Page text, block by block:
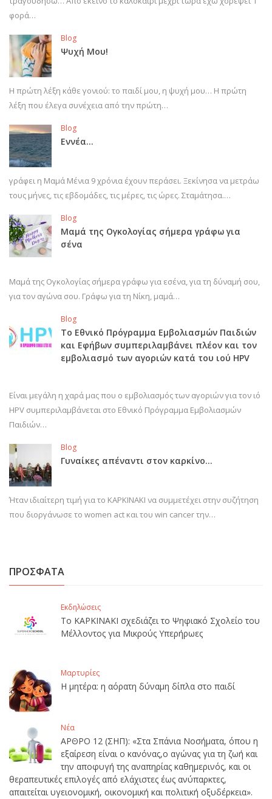
φορά…
Blog
Ψυχή Μου!
Η πρώτη λέξη κάθε γονιού: το παιδί μου, η ψυχή μου… Η πρώτη
λέξη που έλεγα συνέχεια από την πρώτη…
Blog
Εννέα…
γράφει η Μαμά Μένια 9 χρόνια έχουν περάσει. Ξεκίνησα να μετράω
τους μήνες, τις εβδομάδες, τις μέρες, τις ώρες. Σταμάτησα.…
Blog
Μαμά της Ογκολογίας σήμερα γράφω για
σένα
Μαμά της Ογκολογίας σήμερα γράφω για εσένα, για τη δύναμή σου,
για τον αγώνα σου. Γράφω για τη Νίκη, μαμά…
Blog
Το Εθνικό Πρόγραμμα Εμβολιασμών Παιδιών
και Εφήβων συμπεριλαμβάνει πλέον και τον
εμβολιασμό των αγοριών κατά του ιού HPV
Είναι μεγάλη η χαρά μας που ο εμβολιασμός των αγοριών για τον ιό
HPV συμπεριλαμβάνεται στο Εθνικό Πρόγραμμα Εμβολιασμών
Παιδιών…
Blog
Γυναίκες απέναντι στον καρκίνο…
Ήταν ιδιαίτερη τιμή για το ΚΑΡΚΙΝΑΚΙ να συμμετέχει στην συζήτηση
που διοργάνωσε το women act και του win cancer την…
ΠΡΟΣΦΑΤΑ
Εκδηλώσεις
Το ΚΑΡΚΙΝΑΚΙ σχεδιάζει το Ψηφιακό Σχολείο του
Μέλλοντος για Μικρούς Υπερήρωες
Μαρτυρίες
Η μητέρα: η αόρατη δύναμη δίπλα στο παιδί
Νέα
ΑΡΘΡΟ 12 (ΣΗΠ): «Στα Σπάνια Νοσήματα, όπου η
εξαίρεση είναι ο κανόνας,ο αγώνας για τη ζωή και
την αποφυγή της αναπηρίας καθημερινός, και οι
θεραπευτικές επιλογές από ελάχιστες έως ανύπαρκτες,
απαιτείται υγειονομική, οικονομική και πολιτική οξυδέρκεια».